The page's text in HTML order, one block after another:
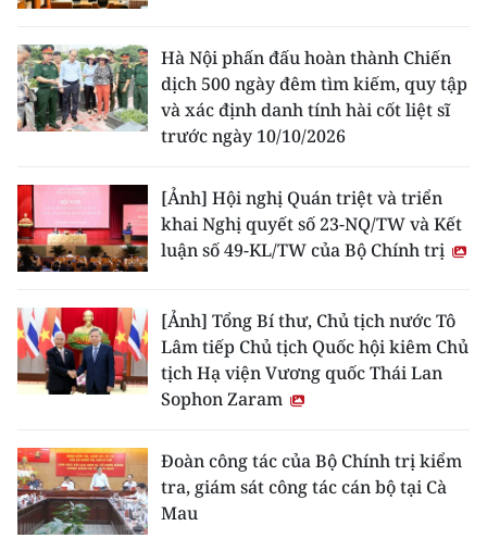
Hà Nội phấn đấu hoàn thành Chiến
dịch 500 ngày đêm tìm kiếm, quy tập
và xác định danh tính hài cốt liệt sĩ
trước ngày 10/10/2026
[Ảnh] Hội nghị Quán triệt và triển
khai Nghị quyết số 23-NQ/TW và Kết
luận số 49-KL/TW của Bộ Chính trị
[Ảnh] Tổng Bí thư, Chủ tịch nước Tô
Lâm tiếp Chủ tịch Quốc hội kiêm Chủ
tịch Hạ viện Vương quốc Thái Lan
Sophon Zaram
Đoàn công tác của Bộ Chính trị kiểm
tra, giám sát công tác cán bộ tại Cà
Mau